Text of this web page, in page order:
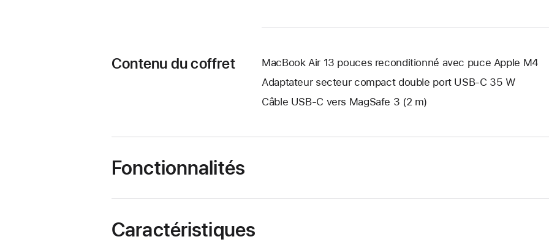
Contenu du coffret
MacBook Air 13 pouces reconditionné avec puce Apple M4
Adaptateur secteur compact double port USB-C 35 W
Câble USB-C vers MagSafe 3 (2 m)
Fonctionnalités
Caractéristiques